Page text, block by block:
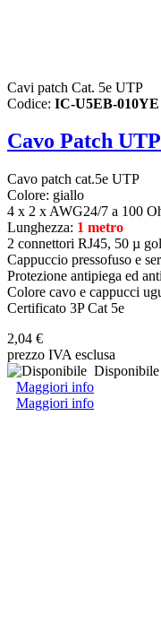
Cavi patch Cat. 5e UTP
Codice: IC-U5EB-010YE
Cavo Patch
Cavo patch cat.5e UTP
Colore: giallo
4 x 2 x AWG24/7 a 100
Lunghezza: 1 metro
2 connettori RJ45, 50 µ
Cappuccio pressofuso e
Protezione antipiega ed
Colore cavo e cappucci
Certificato 3P Cat 5e
2,04 €
prezzo IVA esclusa
Disponibile
Maggiori info
Maggiori info